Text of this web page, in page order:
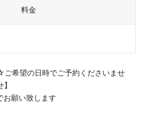
料金
希望の日時でご予約くださいませ
願い致します